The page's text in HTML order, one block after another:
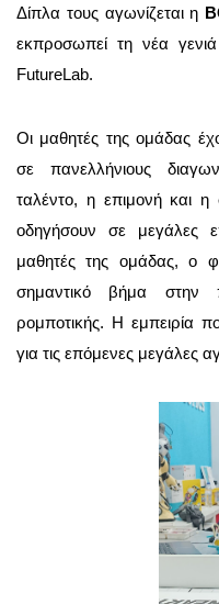
Δίπλα τους αγωνίζεται η
εκπροσωπεί τη νέα γενιά
FutureLab.
Οι μαθητές της ομάδας
σε πανελλήνιους
ταλέντο, η επιμονή και
οδηγήσουν σε μεγάλες
μαθητές της ομάδας, ο
σημαντικό βήμα στην
ρομποτικής. Η εμπειρία
για τις επόμενες μεγάλες